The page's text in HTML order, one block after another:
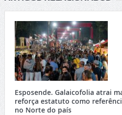
Esposende. Galaicofolia atrai
reforça estatuto como
no Norte do país